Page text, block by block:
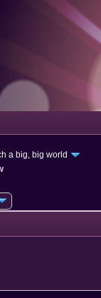
a big, big world